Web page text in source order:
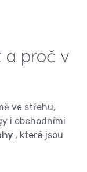
a proč v
ve střehu,
i obchodními
, které jsou